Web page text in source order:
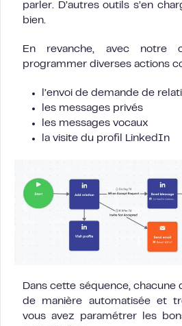
parler. D’autres outils s’en
bien.
En revanche, avec notre
programmer diverses actions
l’envoi de demande de
les messages privés
les messages vocaux
la visite du profil LinkedIn
Dans cette séquence, chacune
de manière automatisée et
vous avez paramétrer les